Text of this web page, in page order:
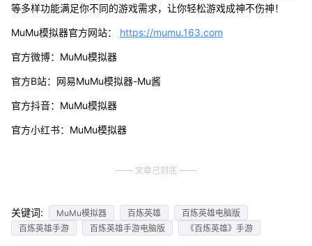
等多样功能满足你不同的游戏需求，让你轻松游戏成神不伤神！
MuMu模拟器官方网站： https://mumu.163.com
官方微博：MuMu模拟器
官方B站：网易MuMu模拟器-Mu酱
官方抖音：MuMu模拟器
官方小红书：MuMu模拟器
文章已到底
关键词: MuMu模拟器 百炼英雄
百炼英雄电脑版
百炼英雄手游
百炼英雄手游电脑版 《百炼英雄》手游